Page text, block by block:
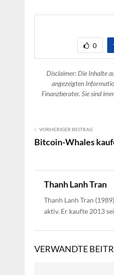
0
Disclaimer: Die Inhalte
angezeigten
Finanzberater. Sie sind
VORHERIGER BEITRAG
Bitcoin-Whales
Thanh Lanh Tran
Thanh Lanh Tran
aktiv. Er kaufte 2013
VERWANDTE